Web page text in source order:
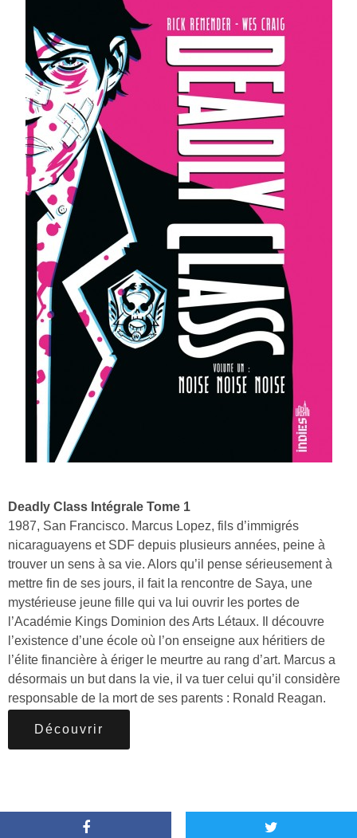
Deadly Class Intégrale Tome 1
1987, San Francisco. Marcus Lopez, fils d’immigrés
nicaraguayens et SDF depuis plusieurs années, peine à
trouver un sens à sa vie. Alors qu’il pense sérieusement à
mettre fin de ses jours, il fait la rencontre de Saya, une
mystérieuse jeune fille qui va lui ouvrir les portes de
l’Académie Kings Dominion des Arts Létaux. Il découvre
l’existence d’une école où l’on enseigne aux héritiers de
l’élite financière à ériger le meurtre au rang d’art. Marcus a
désormais un but dans la vie, il va tuer celui qu’il considère
responsable de la mort de ses parents : Ronald Reagan.
Découvrir